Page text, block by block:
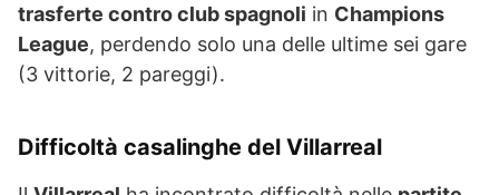
trasferte contro club spagnoli in Champions
League, perdendo solo una delle ultime sei gare
(3 vittorie, 2 pareggi).
Difficoltà casalinghe del Villarreal